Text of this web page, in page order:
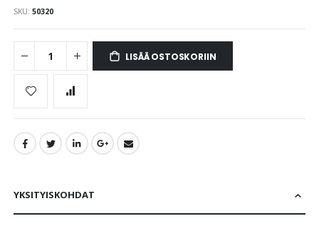
SKU 50320
LISÄÄ OSTOSKORIIN
YKSITYISKOHDAT